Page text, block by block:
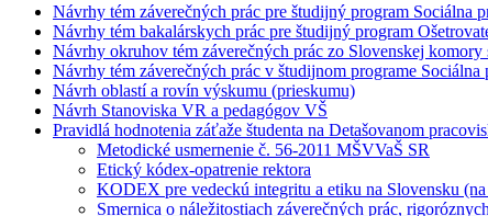
Návrhy tém záverečných prác pre študijný program Sociálna
Návrhy tém bakalárskych prác pre študijný program
Návrhy okruhov tém záverečných prác zo Slovenskej
Návrhy tém záverečných prác v študijnom programe
Návrh oblastí a rovín výskumu (prieskumu)
Návrh Stanoviska VR a pedagógov VŠ
Pravidlá hodnotenia záťaže študenta na Detašovanom
Metodické usmernenie č. 56-2011 MŠVVaŠ SR
Etický kódex-opatrenie rektora
KODEX pre vedeckú integritu a etiku na Slovensku
Smernica o náležitostiach záverečných prác,